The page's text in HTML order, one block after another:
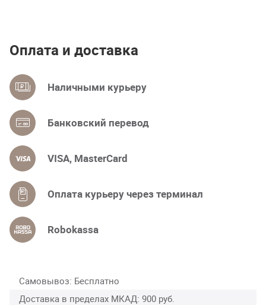
Оплата и доставка
Наличными курьеру
Банковский перевод
VISA, MasterCard
Оплата курьеру через терминал
Robokassa
Самовывоз Бесплатно
Доставка в пределах МКАД 900 руб.